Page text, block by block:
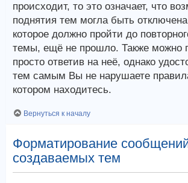
происходит, то это означает, что
поднятия тем могла быть
которое должно пройти до
темы, ещё не прошло. Также можно
просто ответив на неё, однако
тем самым Вы не нарушаете
котором находитесь.
Вернуться к началу
Форматирование
создаваемых тем